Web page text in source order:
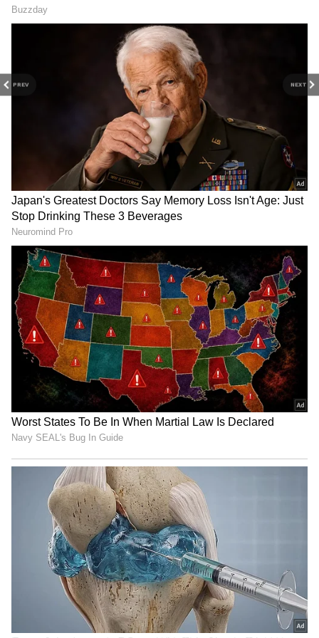
PREV NEXT
பின்னணி)
பிரியாணியில் உள்ள சாதம் மற்றும்
புரதச்சத்து (இறைச்சி) ஆகிய இரண்டுமே
பாக்டீரியாக்கள் வளர்வதற்கு ஏதுவான
சூழலை வழங்குகின்றன. சமைத்த
சாதத்தில் Bacillus cereus என்ற வகை
பாக்டீரியாவின் ஸ்போர்கள் இருக்க
வாய்ப்புள்ளது. இவை சமைக்கும் போது கூட
முழுமையாக இறப்பதில்லை. பிரியாணி
அறை வெப்பநிலையில் நீண்ட நேரம்
இருந்தால், இந்த ஸ்போர்கள் ஆபத்தான
நச்சுகளை (Toxins) உருவாக்குகின்றன. இந்த
நச்சுகள் மீண்டும் சூடுபடுத்தினாலும்
அழியாது என்பதால், கையாளுதலில்
மிகுந்த கவனம் தேவை. 5°C முதல் 60°C
வரையிலான வெப்பநிலை பாக்டீரியாக்கள்
வேகமாக வளரும் "ஆபத்து மண்டலம்"
ஆகும். எனவே, பிரியாணியை இந்த
வெப்பநிலையில் குறைவாக
வைத்திருப்பதே பாதுகாப்பானது.